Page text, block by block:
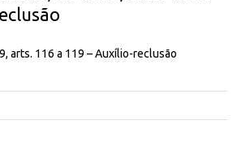
arts. 116 a 119 – Auxílio-reclusão